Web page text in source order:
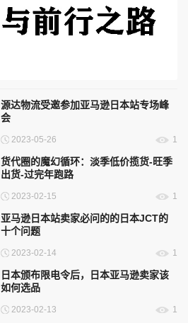
源达物流受邀参加亚马逊日本站专场峰
会
2023-05-26 1
货代圈的魔幻循环：淡季低价揽货-旺季
出货-过完年跑路
2023-02-15 1
亚马逊日本站卖家必问的的日本JCT的
十个问题
2023-02-14 1
日本颁布限电令后，日本亚马逊卖家该
如何选品
2023-02-13 1